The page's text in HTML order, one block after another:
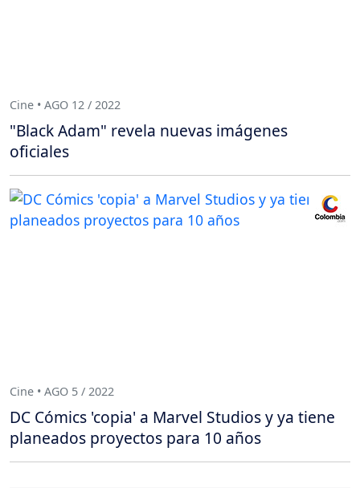
Cine • AGO 12 / 2022
"Black Adam" revela nuevas imágenes
oficiales
Cine • AGO 5 / 2022
DC Cómics 'copia' a Marvel Studios y ya tiene
planeados proyectos para 10 años